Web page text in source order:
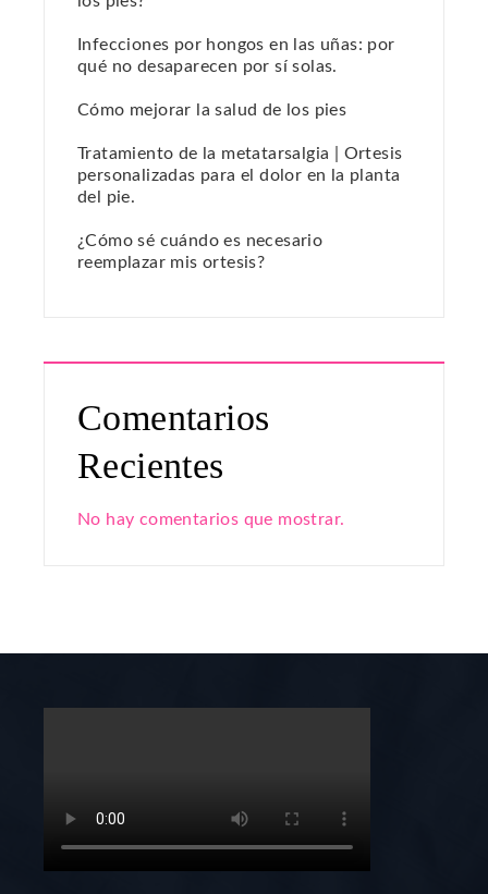
Infecciones por hongos en las uñas: por
qué no desaparecen por sí solas.
Cómo mejorar la salud de los pies
Tratamiento de la metatarsalgia | Ortesis
personalizadas para el dolor en la planta
del pie.
¿Cómo sé cuándo es necesario
reemplazar mis ortesis?
Comentarios
Recientes
No hay comentarios que mostrar.